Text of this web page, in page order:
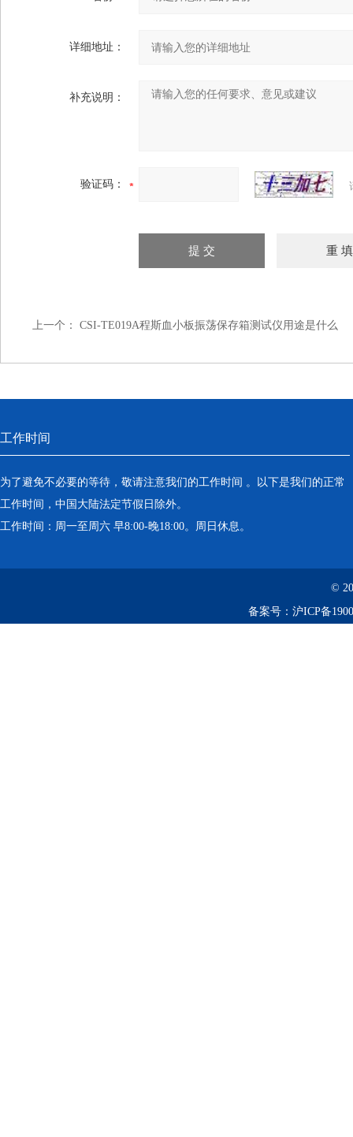
详细地址：
补充说明：
验证码：
上一个： CSI-TE019A程斯血小板振荡保存箱测试仪用途是什么
工作时间
为了避免不必要的等待，敬请注意我们的工作时间 。以下是我们的正常
工作时间，中国大陆法定节假日除外。
工作时间：周一至周六 早8:00-晚18:00。周日休息。
©
备案号： 沪ICP备